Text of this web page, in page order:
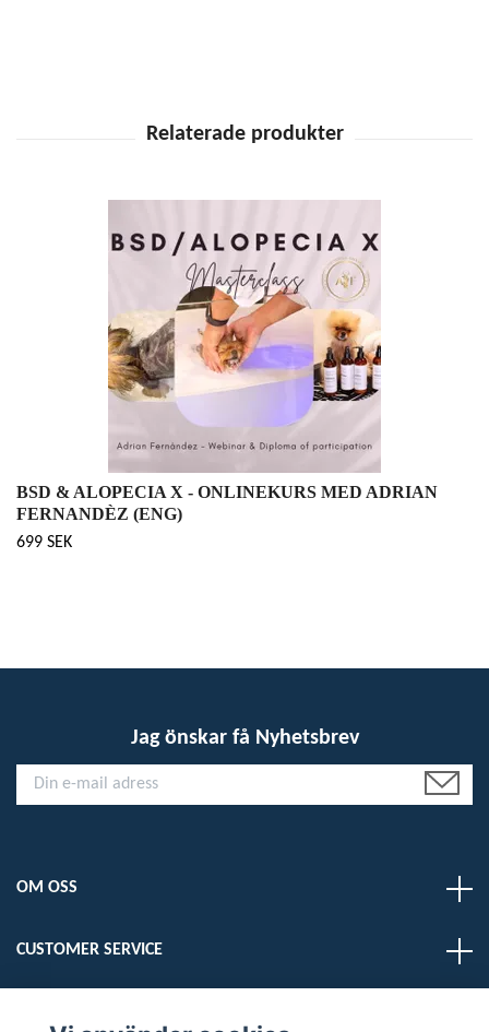
BSD & ALOPECIA X - ONLINEKURS MED ADRIAN
FERNANDÈZ (ENG)
699 SEK
Jag önskar få Nyhetsbrev
OM OSS
CUSTOMER SERVICE